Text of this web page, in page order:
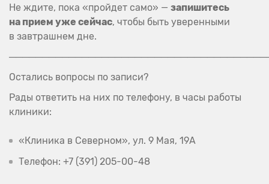
Не ждите, пока «пройдет само» — запишитесь
на прием уже сейчас, чтобы быть уверенными
в завтрашнем дне.
Остались вопросы по записи?
Рады ответить на них по телефону, в часы работы
клиники:
«Клиника в Северном», ул. 9 Мая, 19А
Телефон: +7 (391) 205-00-48